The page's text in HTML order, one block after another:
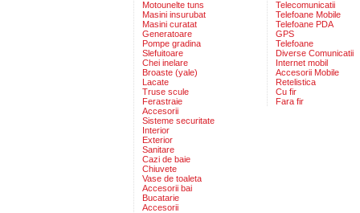
Motounelte tuns
Masini insurubat
Masini curatat
Generatoare
Pompe gradina
Slefuitoare
Chei inelare
Broaste (yale)
Lacate
Truse scule
Ferastraie
Accesorii
Sisteme securitate
Interior
Exterior
Sanitare
Cazi de baie
Chiuvete
Vase de toaleta
Accesorii bai
Bucatarie
Accesorii
Telecomunicatii
Telefoane Mobile
Telefoane PDA
GPS
Telefoane
Diverse Comunicatii
Internet mobil
Accesorii Mobile
Retelistica
Cu fir
Fara fir